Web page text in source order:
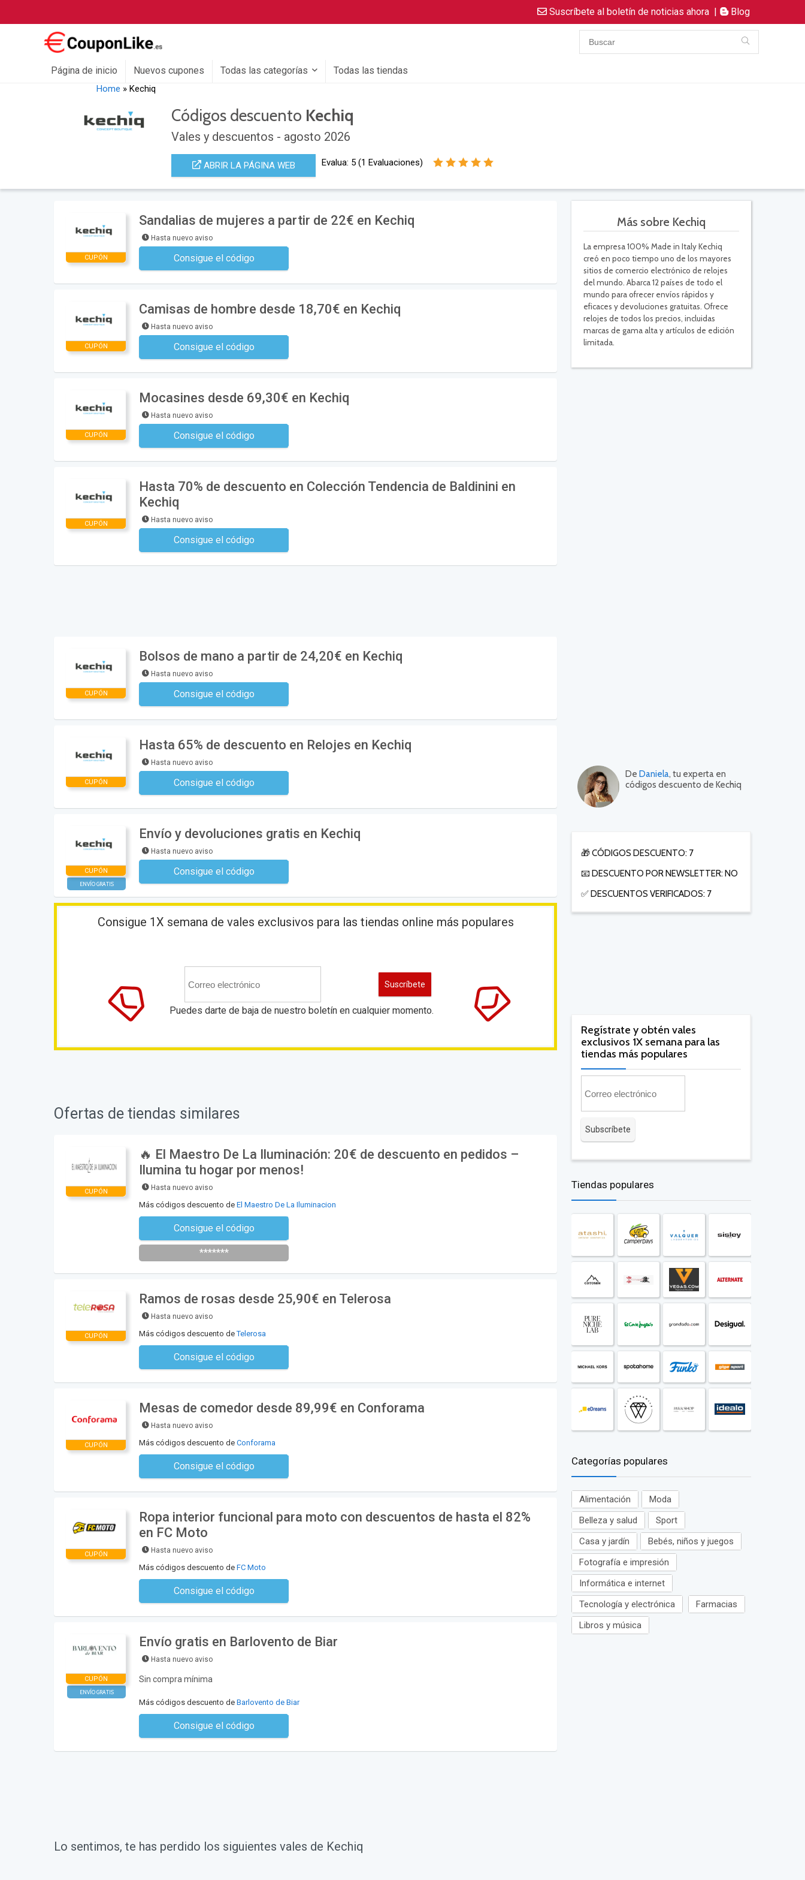
Suscríbete al boletín de noticias ahora | Blog
Página de inicio Nuevos cupones Todas las categorías Todas las tiendas
Home »Kechiq
Códigos descuento Kechiq
Vales y descuentos - agosto 2026
ABRIR LA PÁGINA WEB Evalua: 5 (1 Evaluaciones)
Más sobre Kechiq
La empresa 100% Made in Italy Kechiq
creó en poco tiempo uno de los mayores
sitios de comercio electrónico de relojes
del mundo. Abarca 12 países de todo el
mundo para ofrecer envíos rápidos y
eficaces y devoluciones gratuitas. Ofrece
relojes de todos los precios, incluidas
marcas de gama alta y artículos de edición
limitada.
De Daniela, tu experta en
códigos descuento de Kechiq
🎁 CÓDIGOS DESCUENTO: 7
📧 DESCUENTO POR NEWSLETTER: NO
✅ DESCUENTOS VERIFICADOS: 7
Regístrate y obtén vales
exclusivos 1X semana para las
tiendas más populares
Tiendas populares
Categorías populares
Alimentación
Moda
Belleza y salud
Sport
Casa y jardín
Bebés, niños y juegos
Fotografía e impresión
Informática e internet
Tecnología y electrónica
Farmacias
Libros y música
CUPÓN
Sandalias de mujeres a partir de 22€ en Kechiq
Hasta nuevo aviso
Consigue el código
No se necesita ningún código
CUPÓN
Camisas de hombre desde 18,70€ en Kechiq
Hasta nuevo aviso
Consigue el código
No se necesita ningún código
CUPÓN
Mocasines desde 69,30€ en Kechiq
Hasta nuevo aviso
Consigue el código
No se necesita ningún código
CUPÓN
Hasta 70% de descuento en Colección Tendencia de Baldinini en
Kechiq
Hasta nuevo aviso
Consigue el código
No se necesita ningún código
CUPÓN
Bolsos de mano a partir de 24,20€ en Kechiq
Hasta nuevo aviso
Consigue el código
No se necesita ningún código
CUPÓN
Hasta 65% de descuento en Relojes en Kechiq
Hasta nuevo aviso
Consigue el código
No se necesita ningún código
CUPÓN
ENVÍO GRATIS
Envío y devoluciones gratis en Kechiq
Hasta nuevo aviso
Consigue el código
No se necesita ningún código
Consigue 1X semana de vales exclusivos para las tiendas online más populares
Puedes darte de baja de nuestro boletín en cualquier momento.
Ofertas de tiendas similares
CUPÓN
🔥 El Maestro De La Iluminación: 20€ de descuento en pedidos –
Ilumina tu hogar por menos!
Hasta nuevo aviso
Más códigos descuento de El Maestro De La Iluminacion
Consigue el código
Suscríbete al newsletter
*******
CUPÓN
Ramos de rosas desde 25,90€ en Telerosa
Hasta nuevo aviso
Más códigos descuento deTelerosa
Consigue el código
No se necesita ningún código
CUPÓN
Mesas de comedor desde 89,99€ en Conforama
Hasta nuevo aviso
Más códigos descuento de Conforama
Consigue el código
No se necesita ningún código
CUPÓN
Ropa interior funcional para moto con descuentos de hasta el 82%
en FC Moto
Hasta nuevo aviso
Más códigos descuento de FC Moto
Consigue el código
No se necesita ningún código
CUPÓN
ENVÍO GRATIS
Envío gratis en Barlovento de Biar
Hasta nuevo aviso
Sin compra mínima
Más códigos descuento de Barlovento de Biar
Consigue el código
No se necesita ningún código
Lo sentimos, te has perdido los siguientes vales de Kechiq